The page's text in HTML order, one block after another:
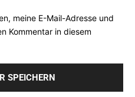
meine E-Mail-Adresse und
Kommentar in diesem